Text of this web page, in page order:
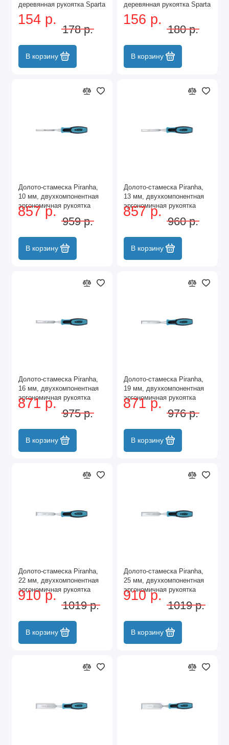
деревянная рукоятка Sparta
154 р.
178 р.
В корзину
деревянная рукоятка Sparta
156 р.
180 р.
В корзину
Долото-стамеска Piranha,
10 мм, двухкомпонентная
эргономичная рукоятка
Gross
857 р.
959 р.
В корзину
Долото-стамеска Piranha,
13 мм, двухкомпонентная
эргономичная рукоятка
Gross
857 р.
960 р.
В корзину
Долото-стамеска Piranha,
16 мм, двухкомпонентная
эргономичная рукоятка
Gross
871 р.
975 р.
В корзину
Долото-стамеска Piranha,
19 мм, двухкомпонентная
эргономичная рукоятка
Gross
871 р.
976 р.
В корзину
Долото-стамеска Piranha,
22 мм, двухкомпонентная
эргономичная рукоятка
Gross
910 р.
1019 р.
В корзину
Долото-стамеска Piranha,
25 мм, двухкомпонентная
эргономичная рукоятка
Gross
910 р.
1019 р.
В корзину